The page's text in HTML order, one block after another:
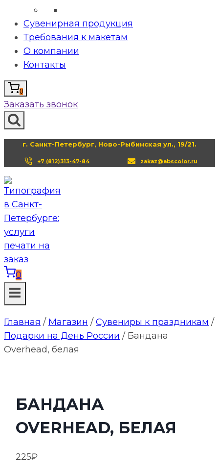
Сувенирная продукция
Требования к макетам
О компании
Контакты
0
Заказать звонок
г. Санкт-Петербург, Ново-Рыбинская ул., 19/21.
+7 (812)313-47-84 zakaz@abscolor.ru
0
Главная / Магазин / Сувениры к праздникам /
Подарки на День России / Бандана
Overhead, белая
БАНДАНА
OVERHEAD, БЕЛАЯ
225₽